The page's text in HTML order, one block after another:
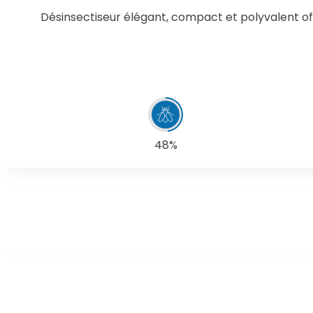
Désinsectiseur élégant, compact et polyvalent
48%